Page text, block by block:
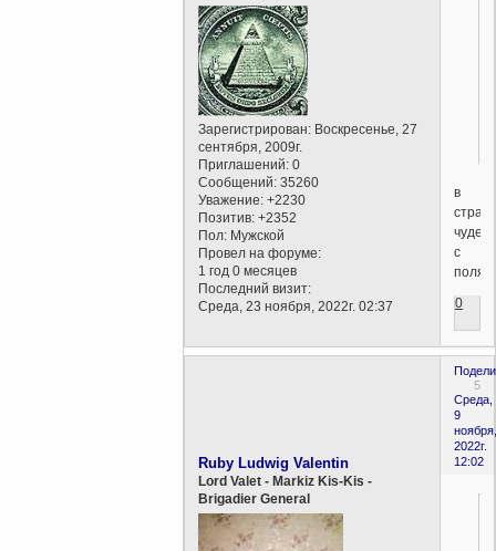
Зарегистрирован: Воскресенье, 27
сентября, 2009г.
Приглашений: 0
Сообщений: 35260
Уважение: +2230
Позитив: +2352
Пол: Мужской
Провел на форуме:
1 год 0 месяцев
Последний визит:
Среда, 23 ноября, 2022г. 02:37
в
чудес
с
0
5
Среда,
9
ноября,
2022г.
12:02
Ruby Ludwig Valentin
Lord Valet - Markiz Kis-Kis -
Brigadier General